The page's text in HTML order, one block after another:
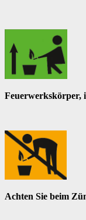
Feuerwerkskörper,
Achten Sie beim